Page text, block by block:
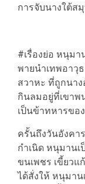
การจับนางใต้ส
#เรื่องย่อ หนุม
พายนำเทพอาวุ
สวาหะ ที่ถูกนาง
กินลมอยู่ที่เขาพ
เป็นข้าทหารขอ
ครั้นถึงวันอังคา
กำเนิด หนุมาน
ขนเพชร เขี้ยวแ
ได้สั่งให้ หนุมา